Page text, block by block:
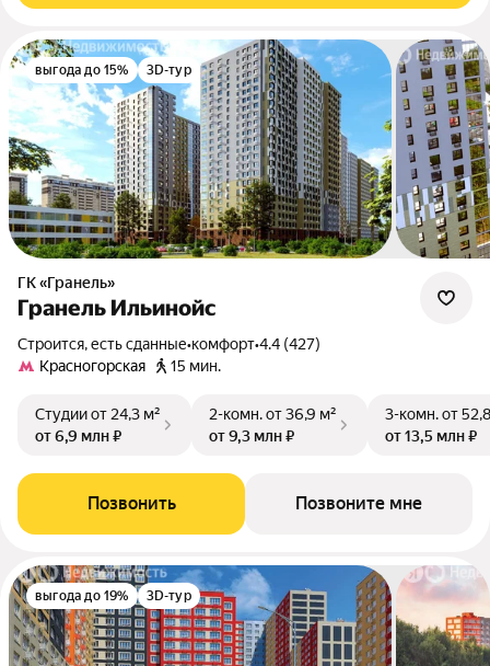
выгода до 15% 3D-тур
ГК «Гранель»
Гранель Ильинойс
Строится, есть сданные•комфорт•4.4 (427)
Красногорская
15 мин.
Студииот 24,3 м²
от 6,9 млн ₽
2-комн.от 36,9 м²
от 9,3 млн ₽
3-комн.от
от 13,5 млн ₽
Позвонить Позвоните мне
выгода до 19% 3D-тур